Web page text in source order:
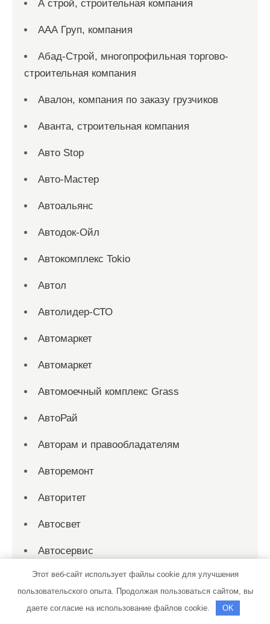
А строй, строительная компания
ААА Груп, компания
Абад-Строй, многопрофильная торгово-
строительная компания
Авалон, компания по заказу грузчиков
Аванта, строительная компания
Авто Stop
Авто-Мастер
Автоальянс
Автодок-Ойл
Автокомплекс Tokio
Автол
Автолидер-СТО
Автомаркет
Автомаркет
Автомоечный комплекс Grass
АвтоРай
Авторам и правообладателям
Авторемонт
Авторитет
Автосвет
Автосервис
Автосервис
Этот веб-сайт использует файлы cookie для улучшения
пользовательского опыта. Продолжая пользоваться сайтом, вы
даете согласие на использование файлов cookie.
OK